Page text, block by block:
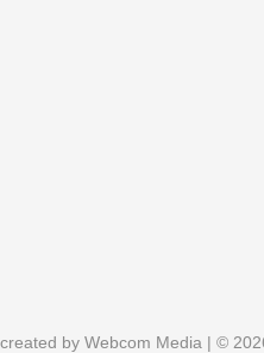
created by Webcom Media | ©